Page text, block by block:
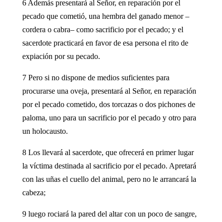
6 Además presentará al Señor, en reparación por el
pecado que cometió, una hembra del ganado menor –
cordera o cabra– como sacrificio por el pecado; y el
sacerdote practicará en favor de esa persona el rito de
expiación por su pecado.
7 Pero si no dispone de medios suficientes para
procurarse una oveja, presentará al Señor, en reparación
por el pecado cometido, dos torcazas o dos pichones de
paloma, uno para un sacrificio por el pecado y otro para
un holocausto.
8 Los llevará al sacerdote, que ofrecerá en primer lugar
la víctima destinada al sacrificio por el pecado. Apretará
con las uñas el cuello del animal, pero no le arrancará la
cabeza;
9 luego rociará la pared del altar con un poco de sangre,